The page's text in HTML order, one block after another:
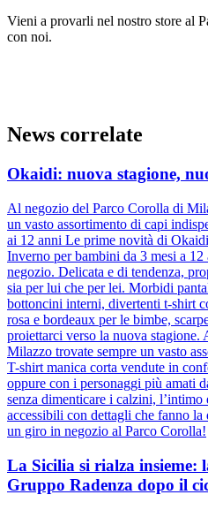
Vieni a provarli nel nostro store al
con noi.
News correlate
Okaidi: nuova stagione,
Al negozio del Parco Corolla di
un vasto assortimento di capi
ai 12 anni Le prime novità di
Inverno per bambini da 3 mesi a
negozio. Delicata e di tendenza,
sia per lui che per lei. Morbidi
bottoncini interni, divertenti t-shirt
rosa e bordeaux per le bimbe,
proiettarci verso la nuova
Milazzo trovate sempre un vasto
T-shirt manica corta vendute in
oppure con i personaggi più amati
senza dimenticare i calzini, l’intimo
accessibili con dettagli che fanno
un giro in negozio al Parco Corolla!
La Sicilia si rialza insieme:
Gruppo Radenza dopo il